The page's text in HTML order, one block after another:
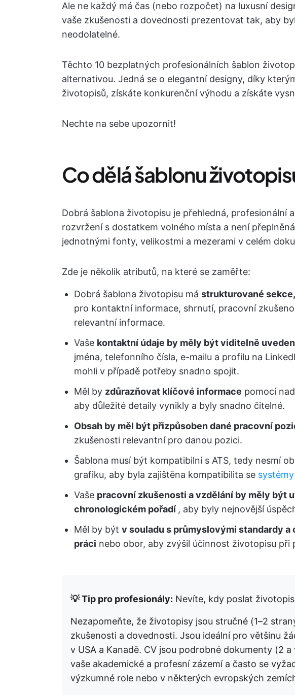
Ale ne každý má čas (nebo rozpočet) na luxusní
vaše zkušenosti a dovednosti prezentovat tak, aby
neodolatelné.
Těchto 10 bezplatných profesionálních šablon
alternativou. Jedná se o elegantní designy, díky
životopisů, získáte konkurenční výhodu a získáte
Nechte na sebe upozornit!
Co dělá šablonu
Dobrá šablona životopisu je přehledná, profesionální
rozvržení s dostatkem volného místa a není
jednotnými fonty, velikostmi a mezerami v celém
Zde je několik atributů, na které se zaměřte:
Dobrá šablona životopisu má strukturované
pro kontaktní informace, shrnutí, pracovní
relevantní informace.
Vaše kontaktní údaje by měly být viditelně
jména, telefonního čísla, e-mailu a profilu na
mohli v případě potřeby snadno spojit.
Měl by zdůrazňovat klíčové informace pomocí
aby důležité detaily vynikly a byly snadno čitelné.
Obsah by měl být přizpůsoben dané pracovní
zkušenosti relevantní pro danou pozici.
Šablona musí být kompatibilní s ATS, tedy nesmí
grafiku, aby byla zajištěna kompatibilita se
Vaše pracovní zkušenosti a vzdělání by měly být
chronologickém pořadí , aby byly nejnovější
Měl by být v souladu s průmyslovými standardy
práci nebo obor, aby zvýšil účinnost životopisu při
💡Tip pro profesionály: Nevíte, kdy poslat
Nezapomeňte, že životopisy jsou stručné (1–2
zkušenosti a dovednosti. Jsou ideální pro většinu
v USA a Kanadě. CV jsou podrobné dokumenty (2
vaše akademické a profesní zázemí a často se
výzkumné role nebo v některých evropských